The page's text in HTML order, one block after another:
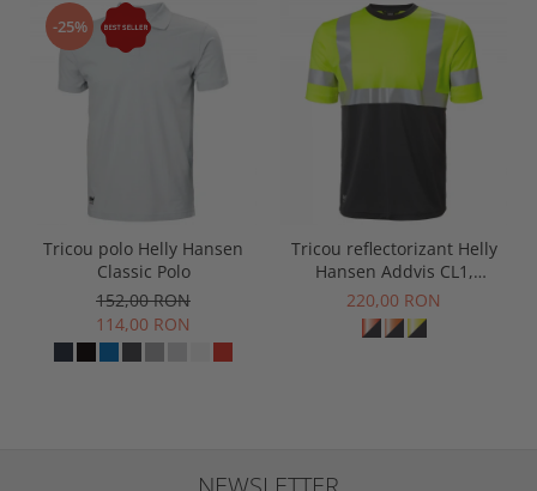
-25%
Tricou polo Helly Hansen
Classic Polo
152,00 RON
114,00 RON
Tricou reflectorizant Helly
Hansen Addvis CL1,
galben/negru abanos, XS
220,00 RON